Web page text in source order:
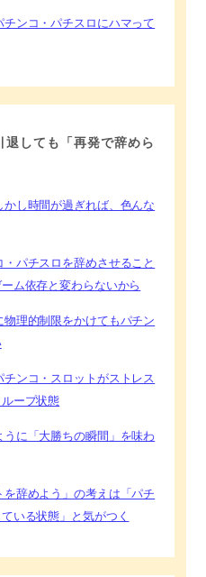
ンコ・パチスロにハマって
しても「再発で辞めら
し時間が過ぎれば、色んな
パチスロを辞めさせること
ム依存と変わらないから
理的制限をかけてもパチン
ンコ・スロットがストレス
ープ状態
に「大勝ちの瞬間」を味わ
を辞めよう」の考えは「パチ
いる状態」と気がつく